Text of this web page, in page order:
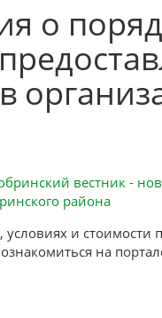
о
и стоимости
на